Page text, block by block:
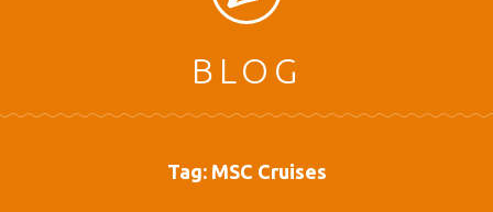
BLOG
Tag: MSC Cruises